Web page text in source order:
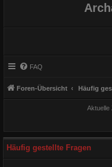
FAQ
Foren-Übersicht Häufig
Aktuelle
Häufig gestellte Fragen